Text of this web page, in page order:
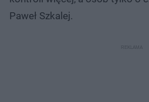
Paweł Szkalej.